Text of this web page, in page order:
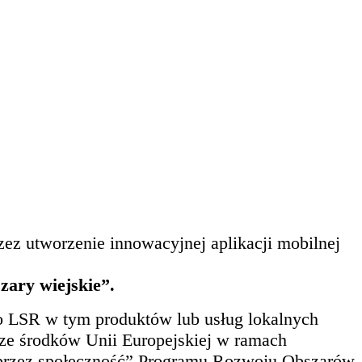
utworzenie innowacyjnej aplikacji mobilnej
wiejskie”.
w tym produktów lub usług lokalnych
środków Unii Europejskiej w ramach